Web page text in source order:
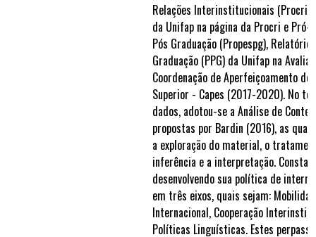
Relações Interinstitucionais
da Unifap na página da Procri e Pró-
Pós Graduação (Propespg),
Graduação (PPG) da Unifap na
Coordenação de Aperfeiçoamento de
Superior - Capes (2017-2020). No
dados, adotou-se a Análise de
propostas por Bardin (2016), as
a exploração do material, o
inferência e a interpretação.
desenvolvendo sua política de
em três eixos, quais sejam:
Internacional, Cooperação
Políticas Linguísticas. Estes